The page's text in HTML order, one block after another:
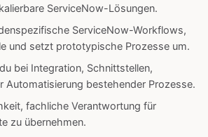
ServiceNow-Lösungen.
ServiceNow-Workflows,
und setzt prototypische Prozesse um.
bei Integration, Schnittstellen,
Automatisierung bestehender Prozesse.
fachliche Verantwortung für
zu übernehmen.